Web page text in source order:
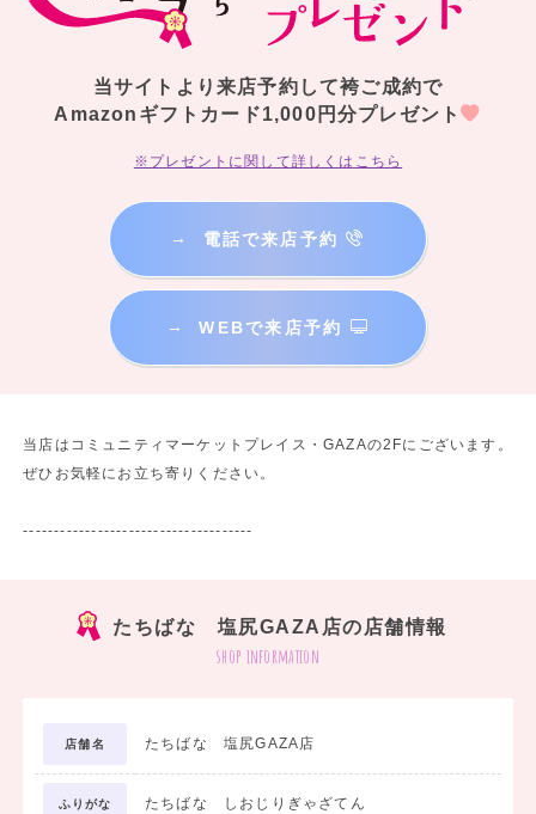
当サイトより来店予約して袴ご成約で
Amazonギフトカード1,000円分プレゼント
※プレゼントに関して詳しくはこちら
→ 電話で来店予約
→ WEBで来店予約
当店はコミュニティマーケットプレイス・GAZAの2Fにございます。
ぜひお気軽にお立ち寄りください。
-------------------------------------
たちばな 塩尻GAZA店の店舗情報
shop information
店舗名 たちばな 塩尻GAZA店
ふりがな たちばな しおじりぎゃざてん